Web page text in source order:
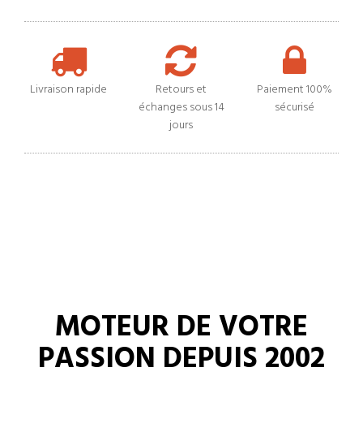
Livraison rapide
Retours et
échanges sous 14
jours
Paiement 100%
sécurisé
MOTEUR DE VOTRE
PASSION DEPUIS 2002